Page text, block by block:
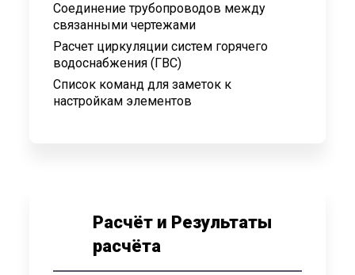
Соединение трубопроводов между
связанными чертежами
Расчет циркуляции систем горячего
водоснабжения (ГВС)
Список команд для заметок к
настройкам элементов
Расчёт и Результаты
расчёта